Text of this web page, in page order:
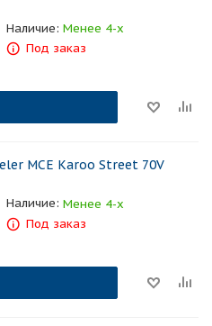
Наличие: Менее 4-х
Под заказ
MCE Karoo Street 70V
Наличие: Менее 4-х
Под заказ